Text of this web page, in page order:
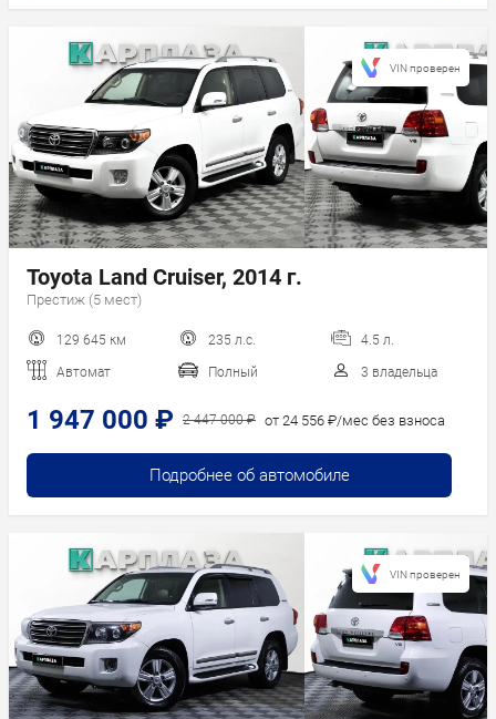
Toyota Land Cruiser, 2014 г.
Престиж (5 мест)
129 645 км 235 л.с. 4.5 л.
Автомат Полный 3 владельца
1 947 000 ₽ 2 447 000 ₽ от 24 556 ₽/мес без взноса
Подробнее об автомобиле
VIN проверен
VIN проверен